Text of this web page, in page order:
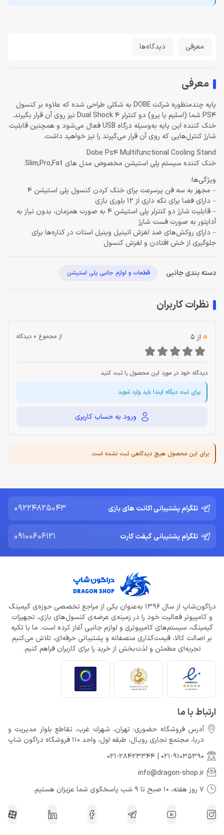
معرفی دیدگاه‌ها
معرفی
پایه چندمنظوره شرکت DOBE به شکلی طراحی شده که علاوه بر کنسول
PS4 شما (اسلیم یا پرو) دو کنترلر Dual Shock 4 نیز روی آن قرار بگیرند.
خنک کننده این پایه به‌وسیله درگاه USB فعال می‌شود و همچنین قابلیت
شارژ کنترل‌هایی که روی آن قرار می‌گیرند را نیز خواهید داشت.
Dobe Ps4 Multifunctional Cooling Stand
خنک کننده سیستم پلی استیشن مخصوص مدل های Slim,Pro,Fat.
ویژگی‌ها:
– مجهز به سه فن پرسرعت برای خنک کردن کنسول پلی استیشن 4
– دارای فضا برای نگه داری از 12 بلوری بازی
– قابلیت شارژ دو کنترلر پلی استیشن 4 به صورت همزمان، بدون نیاز به
آداپتور به صورت فست شارژ
– دارای روکش‌های ضد لغزش اتینیل وینیل استات در کناره‌ها برای
جلوگیری از خش افتادن و لغزش کنسول
دسته بندی جانبی قطعات و لوازم جانبی پلی استیشن
نظرات کاربران
0 از 5 از مجموع 0 دیدگاه
دیدگاه خود در مورد این محصول را ثبت کنید
برای ثبت دیگاه ایندا باید وارد شوید
ورود به حساب کاربری
برای این محصول هیچ دیدگاهی ثبت نشده است.
تلگرام پشتیبانی اکانت های بازی 09224825043
تلگرام پشتیبانی گیفت کارت 09100606121
دراگون‌شاپ از سال 1396 به‌عنوان یکی از مراجع تخصصی حوزه‌ی گیمینگ
و کامپیوتر فعالیت خود را در زمینه‌ی عرضه‌ی کنسول‌های بازی، تجهیزات
گیمینگ، سیستم‌های کامپیوتری و لوازم جانبی آغاز کرده است. ما با تکیه
بر اصالت کالا، قیمت‌گذاری منصفانه و پشتیبانی حرفه‌ای، تلاش می‌کنیم
تجربه‌ای مطمئن و لذت‌بخش از خرید را برای کاربران فراهم کنیم.
ارتباط با ما
آدرس فروشگاه حضوری: تهران، شهرك غرب، تقاطع بلوار مدیریت و
دريا، مجتمع تجارى رويـال، طبقه اول، واحد 110 فروشگاه دراگون شاپ
021-91035390
021-28423344
info@dragon-shop.ir
7 روز هفته، 10 صبح تا 9 شب پاسخگوی شما عزیزان هستیم.